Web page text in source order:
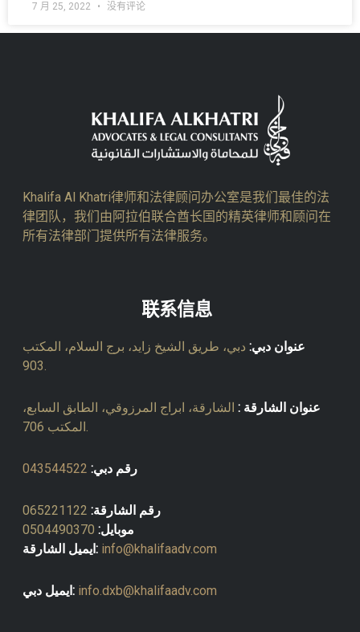
7 月 25, 2022 没有评论
Khalifa Al Khatri律师和法律顾问办公室是我们最佳的法
律团队，我们由阿拉伯联合酋长国的精英律师和顾问在
所有法律部门提供所有法律服务。
联系信息
عنوان دبي: دبي، طريق الشيخ زايد، برج السلام، المكتب
903.
عنوان الشارقة : الشارقة، ابراج المرزوقي، الطابق السابع،
المكتب 706.
رقم دبي: 043544522
رقم الشارقة: 065221122
موبايل: 0504490370
ايميل الشارقة: info@khalifaadv.com
ايميل دبي: info.dxb@khalifaadv.com